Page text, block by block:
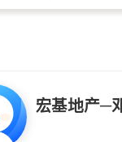
宏基地产─